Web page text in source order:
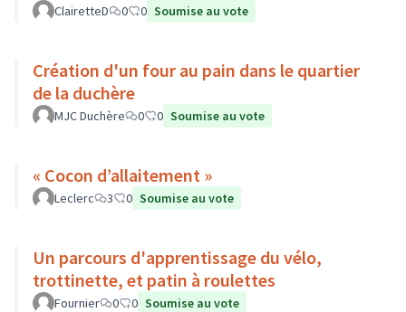
ClairetteD 0 0 Soumise au vote
Création d'un four au pain dans le quartier
de la duchère
MJC Duchère 0 0 Soumise au vote
« Cocon d’allaitement »
Leclerc 3 0 Soumise au vote
Un parcours d'apprentissage du vélo,
trottinette, et patin à roulettes
Fournier 0 0 Soumise au vote